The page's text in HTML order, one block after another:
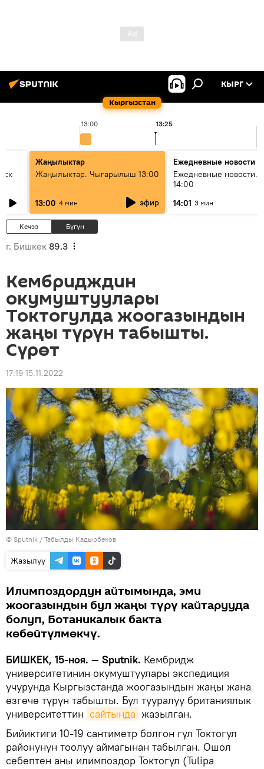
Кыргызстан
КЫРГ
13:00 13:25
Жаңылыктар
Жаңылыктар. Чыгарылыш 13:00
13:00 4 мин эфир
Ежедневные новости
Ежедневные новости.
14:00
14:01 3 мин
Кечээ Бүгүн
г. Бишкек 89.3
Кембридждин
окумуштуулары
Токтогулда жоогазындын
жаңы түрүн табышты.
Сүрөт
17:19 15.11.2022
© Sputnik / Табылды Кадырбеков
Жазылуу
Илимпоздордун айтымында, эми
жоогазындын бул жаңы түрү кайтарууда
болуп, Ботаникалык бакта
көбөйтүлмөкчү.
БИШКЕК, 15-ноя. — Sputnik. Кембридж
университетинин окумуштуулары экспедиция
учурунда Кыргызстанда жоогазындын жаңы жана
өзгөчө түрүн табышты. Бул тууралуу британиялык
университеттин сайтында жазылган.
Бийиктиги 10-19 сантиметр болгон гүл Токтогул
районунун тоолуу аймагынан табылган. Ошол
себептен аны илимпоздор Токтогул (Tulipa